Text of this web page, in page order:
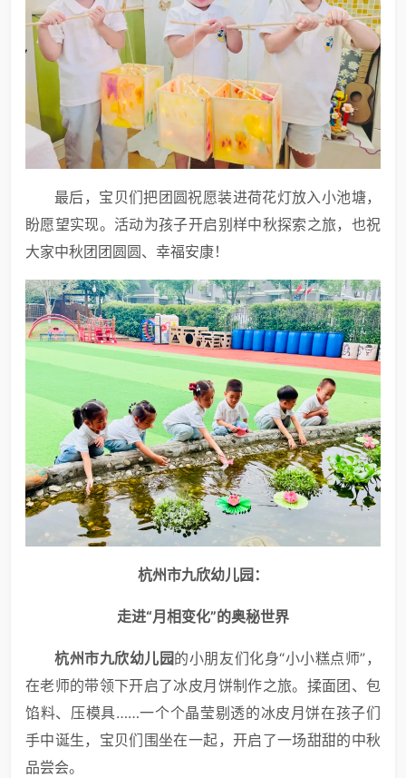
最后，宝贝们把团圆祝愿装进荷花灯放入小池塘，
盼愿望实现。活动为孩子开启别样中秋探索之旅，也祝
大家中秋团团圆圆、幸福安康！
杭州市九欣幼儿园：
走进“月相变化”的奥秘世界
杭州市九欣幼儿园的小朋友们化身“小小糕点师”，
在老师的带领下开启了冰皮月饼制作之旅。揉面团、包
馅料、压模具……一个个晶莹剔透的冰皮月饼在孩子们
手中诞生，宝贝们围坐在一起，开启了一场甜甜的中秋
品尝会。